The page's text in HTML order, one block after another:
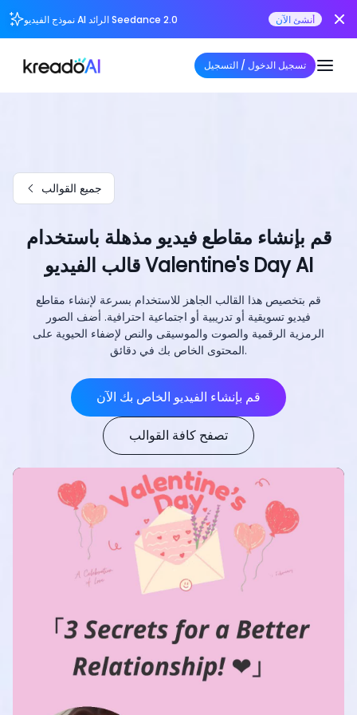
نموذج الفيديو AI الرائد Seedance 2.0 أنشئ الآن
تسجيل الدخول / التسجيل
جميع القوالب
قم بإنشاء مقاطع فيديو مذهلة باستخدام
قالب الفيديو Valentine's Day AI
قم بتخصيص هذا القالب الجاهز للاستخدام بسرعة لإنشاء مقاطع
فيديو تسويقية أو تدريبية أو اجتماعية احترافية. أضف الصور
الرمزية الرقمية والصوت والموسيقى والنص لإضفاء الحيوية على
المحتوى الخاص بك في دقائق.
قم بإنشاء الفيديو الخاص بك الآن
تصفح كافة القوالب